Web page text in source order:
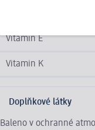
Vitamin E
Vitamin K
Doplňkové látky
Baleno v ochranné